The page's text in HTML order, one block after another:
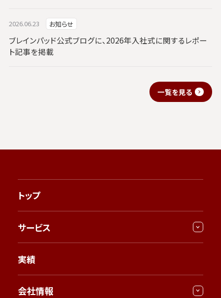
2026.06.23 お知らせ
ブレインパッド公式ブログに、2026年入社式に関するレポー
ト記事を掲載
一覧を見る
トップ
サービス
実績
会社情報